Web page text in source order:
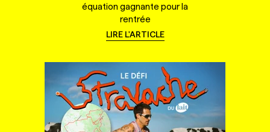
équation gagnante pour la
rentrée
LIRE L'ARTICLE